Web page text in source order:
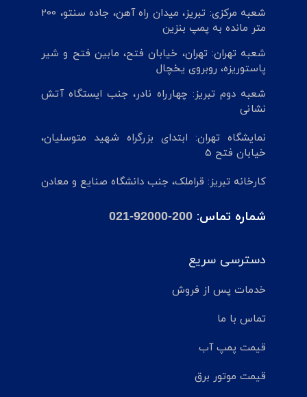
شعبه مرکزی: تبریز، میدان راه آهن، جاده سنتو، 200
متر مانده به پمپ بنزین
شعبه تهران: تهران، خیابان فتح، مابین فتح و شیر
پاستوریزه، روبروی یخچال
شعبه دوم تبریز: چهارراه نادر، جنب ایستگاه آتش
نشانی
نمایشگاه تهران: ابتدای بزرگراه شهید متوسلیان،
خیابان فتح 5
کارخانه تبریز: قراملک، جنب دانشگاه صنایع و معادن
شماره تماس: 021-92000-200
دسترسی سریع
خدمات پس از فروش
تماس با ما
قیمت پمپ آب
قیمت موتور برق